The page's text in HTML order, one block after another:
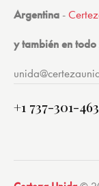
Argentina -
y también en
+1 737-301-